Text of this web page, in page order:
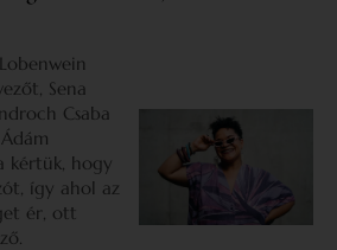
Sena
Csaba
kértük, hogy
így ahol az
ér, ott